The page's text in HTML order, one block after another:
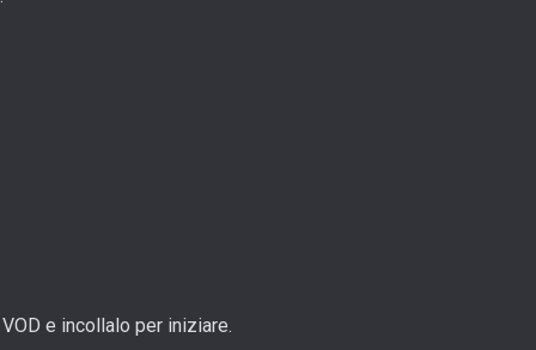
e incollalo per iniziare.